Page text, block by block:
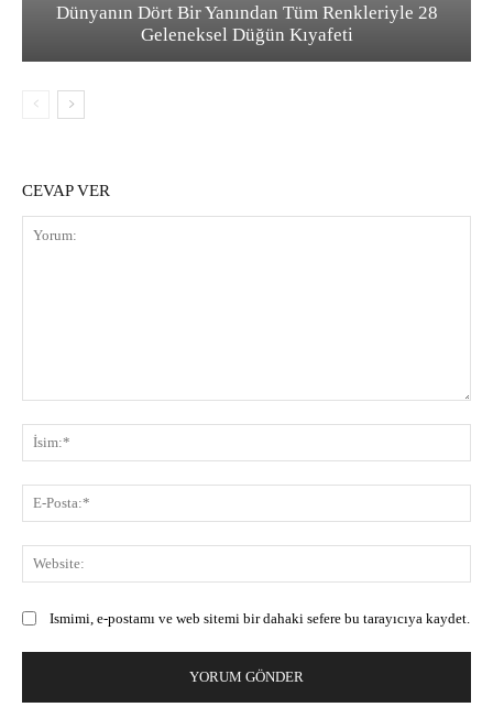
Dünyanın Dört Bir Yanından Tüm Renkleriyle 28
Geleneksel Düğün Kıyafeti
CEVAP VER
Ismimi, e-postamı ve web sitemi bir dahaki sefere bu tarayıcıya kaydet.